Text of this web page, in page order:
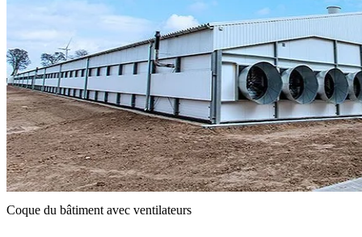
Coque du bâtiment avec ventilateurs